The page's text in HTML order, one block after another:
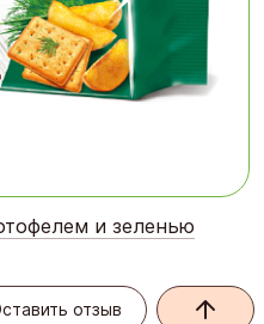
и зеленью
отзыв